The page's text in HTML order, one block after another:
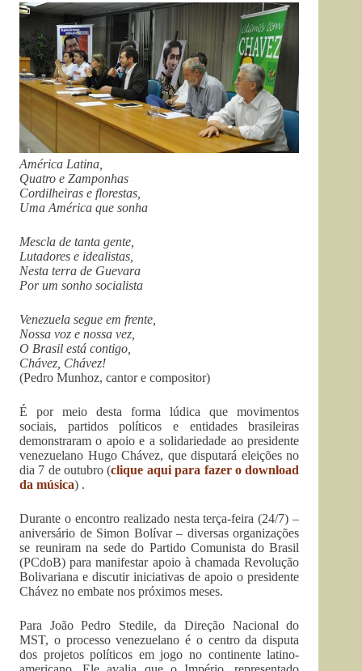
América Latina,
Quatro e Zamponhas
Cordilheiras e florestas,
Uma América que sonha
Mescla de tanta gente,
Lutadores e idealistas,
Nesta terra de Guevara
Por um sonho socialista
Venezuela segue em frente,
Nossa voz e nossa vez,
O Brasil está contigo,
Chávez, Chávez!
(Pedro Munhoz, cantor e compositor)
É por meio desta forma lúdica que movimentos
sociais, partidos políticos e entidades brasileiras
demonstraram o apoio e a solidariedade ao presidente
venezuelano Hugo Chávez, que disputará eleições no
dia 7 de outubro (clique aqui para fazer o download
da música) .
Durante o encontro realizado nesta terça-feira (24/7) –
aniversário de Simon Bolívar – diversas organizações
se reuniram na sede do Partido Comunista do Brasil
(PCdoB) para manifestar apoio à chamada Revolução
Bolivariana e discutir iniciativas de apoio o presidente
Chávez no embate nos próximos meses.
Para João Pedro Stedile, da Direção Nacional do
MST, o processo venezuelano é o centro da disputa
dos projetos políticos em jogo no continente latino-